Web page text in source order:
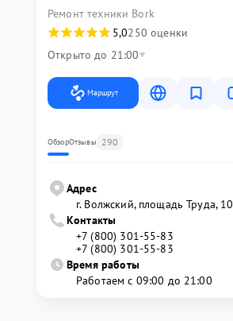
Ремонт техники Bork
5,0250 оценки
Открыто до 21:00
Маршрут
ОбзорОтзывы 290
Адрес
г. Волжский, площадь Труда, 10
Контакты
+7 (800) 301-55-83
+7 (800) 301-55-83
Время работы
Работаем с 09:00 до 21:00